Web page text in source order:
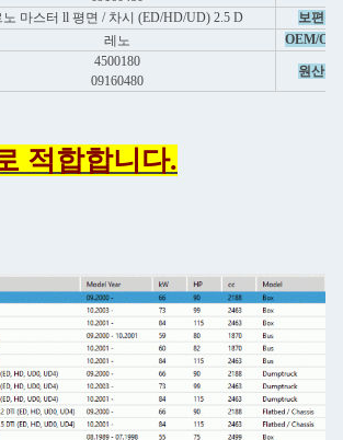
노 마스터 ll 평면 / 차시 (ED/HD/UD) 2.5 D
보편적
레노 OEM/
4500180
09160480
원산지
적합합니다.